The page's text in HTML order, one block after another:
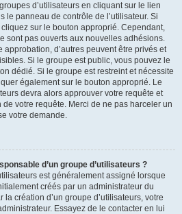
d’utilisateurs en cliquant sur le lien
le panneau de contrôle de l’utilisateur. Si
sur le bouton approprié. Cependant,
sont pas ouverts aux nouvelles adhésions.
d’autres peuvent être privés et
Si le groupe est public, vous pouvez le
dédié. Si le groupe est restreint et nécessite
également sur le bouton approprié. Le
devra alors approuver votre requête et
votre requête. Merci de ne pas harceler un
votre demande.
d’un groupe d’utilisateurs ?
est généralement assigné lorsque
créés par un administrateur du
création d’un groupe d’utilisateurs, votre
Essayez de le contacter en lui